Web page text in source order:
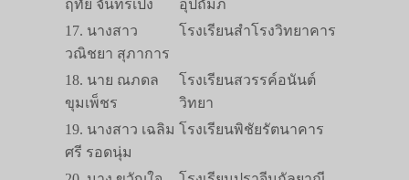
ฤทัย จันทร์เป็ง
อุปถัมภ์
17. นางสาว
วณิชยา สุภาการ
โรงเรียนสำโรงวิทยาคาร
18. นาย ณภดล
ขุมเพ็ชร
โรงเรียนสวรรค์อนันต์
วิทยา
19. นางสาว เฉลิม
ศรี รอดนุ่ม
โรงเรียนพิชัยรัตนาคาร